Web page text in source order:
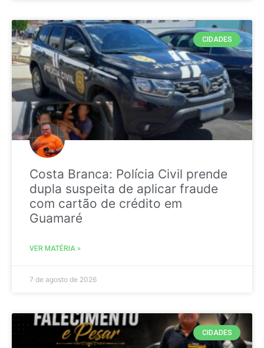
CIDADES
Costa Branca: Polícia Civil prende
dupla suspeita de aplicar fraude
com cartão de crédito em
Guamaré
VER MATÉRIA »
7 de agosto de 2026
CIDADES